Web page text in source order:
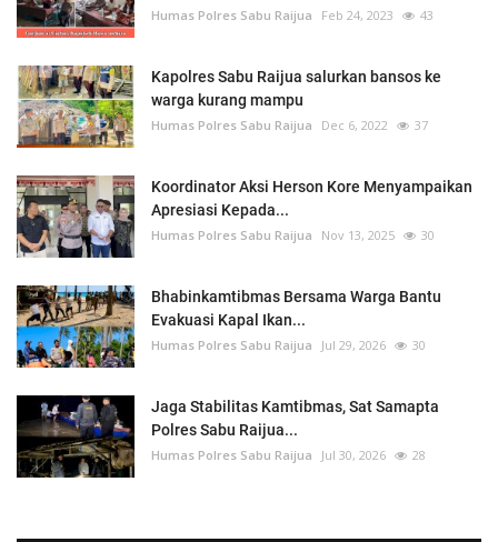
Humas Polres Sabu Raijua Feb 24, 2023 43
Kapolres Sabu Raijua salurkan bansos ke
warga kurang mampu
Humas Polres Sabu Raijua Dec 6, 2022 37
Koordinator Aksi Herson Kore Menyampaikan
Apresiasi Kepada...
Humas Polres Sabu Raijua Nov 13, 2025 30
Bhabinkamtibmas Bersama Warga Bantu
Evakuasi Kapal Ikan...
Humas Polres Sabu Raijua Jul 29, 2026 30
Jaga Stabilitas Kamtibmas, Sat Samapta
Polres Sabu Raijua...
Humas Polres Sabu Raijua Jul 30, 2026 28